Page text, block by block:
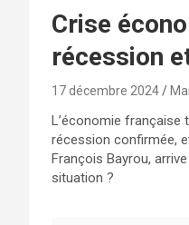
Crise
récession
17 décembre 2024
L’économie française
récession confirmée,
François Bayrou,
situation ?